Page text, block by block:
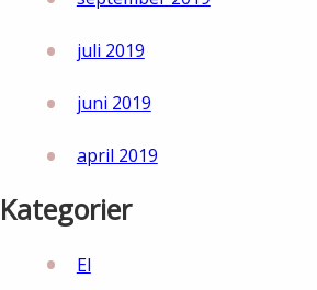
juli 2019
juni 2019
april 2019
Kategorier
El